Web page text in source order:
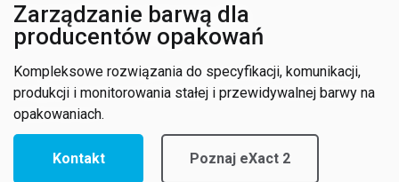
Zarządzanie barwą dla
producentów opakowań
Kompleksowe rozwiązania do specyfikacji, komunikacji,
produkcji i monitorowania stałej i przewidywalnej barwy na
opakowaniach.
Kontakt Poznaj eXact 2